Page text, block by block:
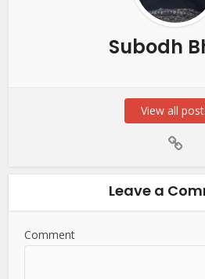
Subodh
View all
Leave a
Comment